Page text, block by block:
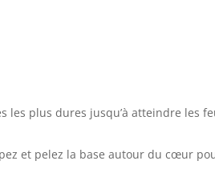
les plus dures jusqu’à atteindre les
et pelez la base autour du cœur